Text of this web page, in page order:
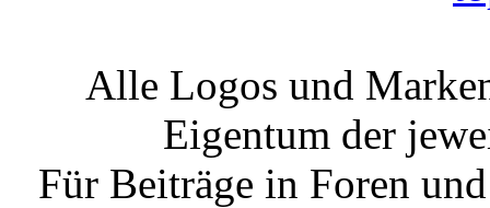
Alle Logos und
Eigentum der
Für Beiträge in Foren